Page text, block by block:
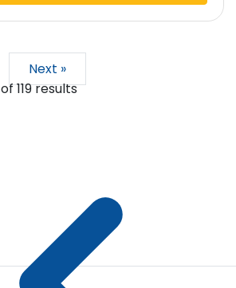
Next »
of119results